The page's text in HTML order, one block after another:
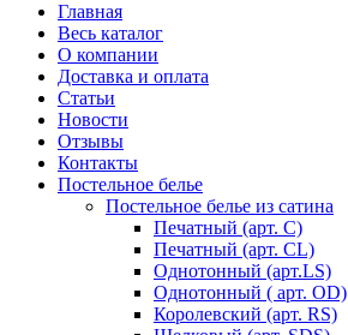
Главная
Весь каталог
О компании
Доставка и оплата
Статьи
Новости
Отзывы
Контакты
Постельное белье
Постельное белье из сатина
Печатный (арт. С)
Печатный (арт. СL)
Однотонный (арт.LS)
Однотонный ( арт. OD)
Королевский (арт. RS)